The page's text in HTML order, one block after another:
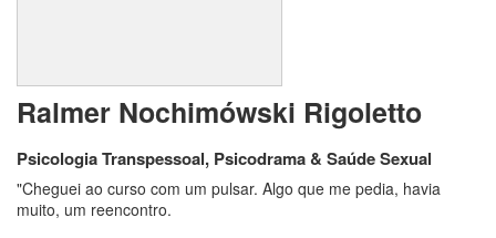
Ralmer Nochimówski Rigoletto
Psicologia Transpessoal, Psicodrama & Saúde Sexual
"Cheguei ao curso com um pulsar. Algo que me pedia, havia
muito, um reencontro.